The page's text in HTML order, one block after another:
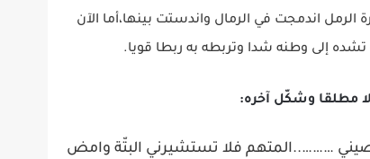
اندمجت في الرمال واندستت بينها،أما الآن
إلى وطنه شدا وتربطه به ربطا قويا.
………..المتهم فلا تستشيرني البتّة وامض